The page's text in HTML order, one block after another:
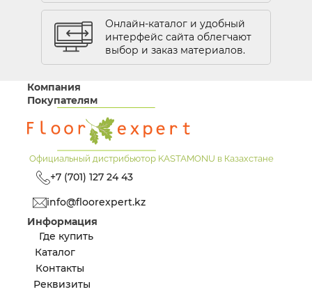
Без фаски
Восковая пропитка
теплых полов
Стойкость к царапинам
Рельефная
поверхность
Повышенная
прочность
Не боится влаги
Онлайн-каталог и удобный
интерфейс сайта облегчают
выбор и заказ материалов.
Компания
Покупателям
Официальный дистрибьютор KASTAMONU в Казахстане
+7 (701) 127 24 43
info@floorexpert.kz
Информация
Где купить
Каталог
Контакты
Реквизиты